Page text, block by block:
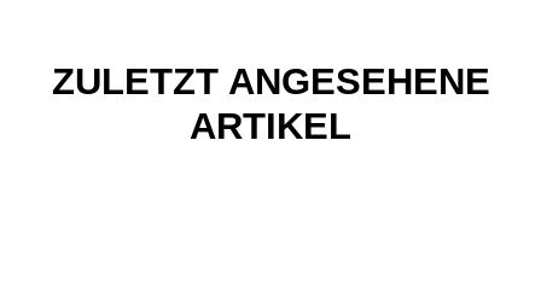
ZULETZT ANGESEHENE
ARTIKEL